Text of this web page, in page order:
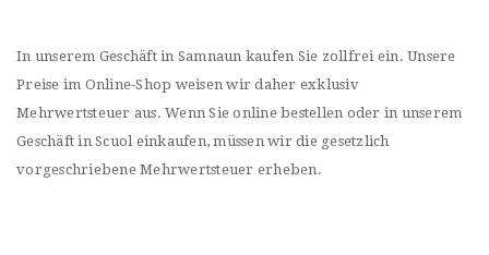
In unserem Geschäft in Samnaun kaufen Sie zollfrei ein. Unsere
Preise im Online-Shop weisen wir daher exklusiv
Mehrwertsteuer aus. Wenn Sie online bestellen oder in unserem
Geschäft in Scuol einkaufen, müssen wir die gesetzlich
vorgeschriebene Mehrwertsteuer erheben.